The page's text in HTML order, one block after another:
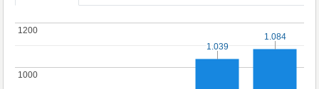
1000
1000
1200
1200
1.039
1.039
1.084
1.084